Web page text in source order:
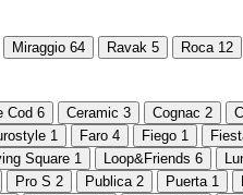
Miraggio 64 Ravak 5 Roca 12
Cod 6 Ceramic 3 Cognac 2
1 Faro 4 Fiego 1
Square 1 Loop&Friends 6
Pro S 2 Publica 2 Puerta 1